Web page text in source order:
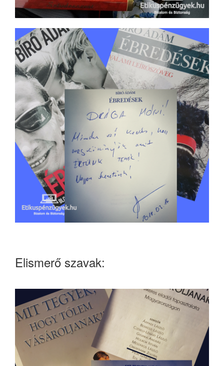
Elismerő szavak: